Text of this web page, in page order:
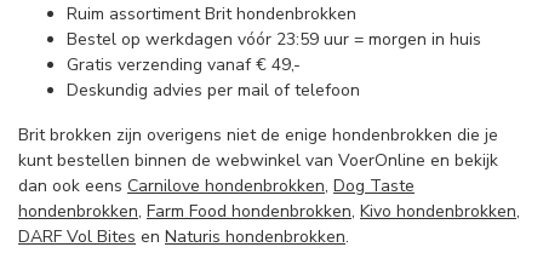
Ruim assortiment Brit hondenbrokken
Bestel op werkdagen vóór 23:59 uur = morgen in huis
Gratis verzending vanaf € 49,-
Deskundig advies per mail of telefoon
Brit brokken zijn overigens niet de enige hondenbrokken die je
kunt bestellen binnen de webwinkel van VoerOnline en bekijk
dan ook eens Carnilove hondenbrokken, Dog Taste
hondenbrokken, Farm Food hondenbrokken, Kivo hondenbrokken,
DARF Vol Bites en Naturis hondenbrokken.